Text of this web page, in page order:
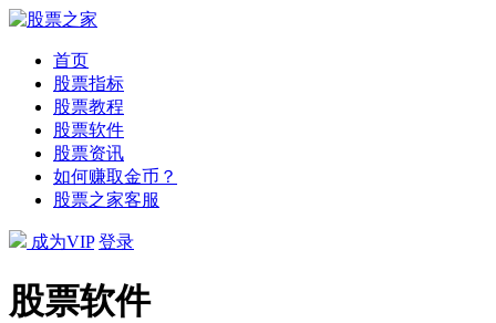
首页
股票指标
股票教程
股票软件
股票资讯
如何赚取金币？
股票之家客服
成为VIP 登录
股票软件